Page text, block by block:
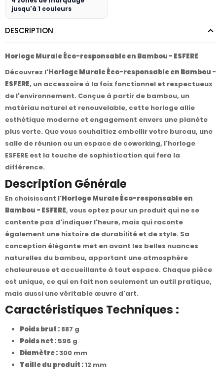
jusqu'à 1 couleurs
DESCRIPTION
Horloge Murale Éco-responsable en Bambou - ESFERE
Découvrez l'Horloge Murale Éco-responsable en Bambou -
ESFERE, un accessoire à la fois fonctionnel et respectueux
de l'environnement. Conçue à partir de bambou, un
matériau naturel et renouvelable, cette horloge allie
esthétique moderne et engagement envers une planète
plus verte. Que vous souhaitiez embellir votre bureau, une
salle de réunion ou un espace de coworking, l'horloge
ESFERE est la touche de sophistication qui fera la
différence.
Description Générale
En choisissant l'Horloge Murale Éco-responsable en
Bambou - ESFERE, vous optez pour un produit qui ne se
contente pas d'indiquer l'heure, mais qui raconte
également une histoire de durabilité et de style. Sa
conception élégante met en avant les belles nuances
naturelles du bambou, apportant une atmosphère
chaleureuse et accueillante à tout espace. Chaque pièce
est unique, ce qui en fait non seulement un outil pratique,
mais aussi une véritable œuvre d'art.
Caractéristiques Techniques :
Poids brut : 887 g
Poids net : 596 g
Diamètre :300 mm
Taille du produit :12 mm